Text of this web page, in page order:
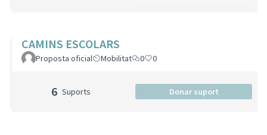
CAMINS ESCOLARS
Proposta oficial Mobilitat 0 0
6 Suports Donar suport